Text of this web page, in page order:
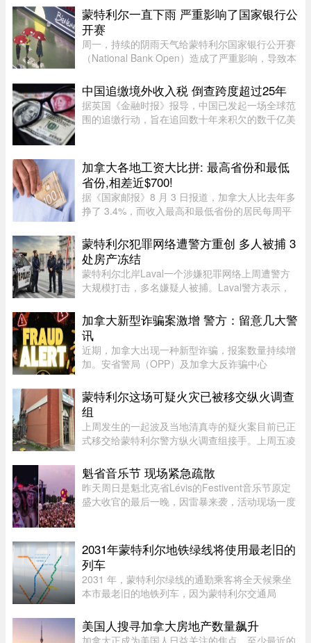
Royce、McLaren、Bugatti等 ...
蒙特利尔一直下雨 严重影响了国家银行公
开赛
周一，持续的阴雨天气给蒙特利尔国家银行公开赛
（National Bank Open）造成了严重影响，导致本
间上午 11 点比赛预定开始前，一场倾盆大雨让赛
事组委会不得不将开赛时间 ...
中国追缴境外收入税 倒查跨度超过25年
据英国《金融时报》报导，中国已发起一场全球范
围的追缴行动，旨在追回数十年来积欠的数千亿美
资本利得及投资的审查—— ...
加拿大各地工资大比拼: 最高省份和最低
省份,相差近$700!
据《国家邮报》8 月 3 日报道，加拿大人比去年多
挣了 3.4%，而收入最高和最低省份的居民每周平
（Statistics Canada）最新发布的数据，披露了全
国及各省、地区居民的平均周 ...
蒙特利尔犯罪网络遭警方重创 多人被捕 3
处房产冻结
蒙特利尔北岸Laval一个涉嫌犯罪网络上周遭警方
大规模打击，多名嫌疑人被捕。Laval警方表示，
万元，直接切断了其资金来源，充分展现警方瓦解
犯罪网络的能力。警方介绍， ...
加拿大新型诈骗案激增 警方：留意几大警
讯
近期，加拿大出现一种新型诈骗，报案数量持续增
加。安省警局（OPP）及加拿大反诈骗中心
府机构，已针对这类手法日益复杂的骗局发出警
告。加拿大四大电信公司——罗渣士 ...
蒙特利尔这场可疑火灾已被移交纵火调查
组
上周发生的一起波及当地清真寺的疑火案目前已正
式移交给蒙特利尔警方纵火调查组接手。上周五凌
Côte-des-Neiges–Notre-Dame-de-Grâce 区的
Courtrai Avenue，停在两 ...
魁省音乐节 现场紧急疏散
昨天周日是魁北克省Lévis的Festivent音乐节原定
盛大收官的最后一晚，因雷暴来袭，活动现场一度
Festivent场地因此暂时关闭。 ...
2031年蒙特利尔地铁绿线将使用最老旧的
列车
2031 年，蒙特利尔绿线的通勤乘客将全天候乘坐
本市最老旧的地铁列车，因为蒙特利尔交通局
六年后，当蓝线延长线通车时，STM 将把现代化
的 Azur 列车从绿线调往蓝线。作为 ...
美国人搜寻加拿大房地产数量飙升